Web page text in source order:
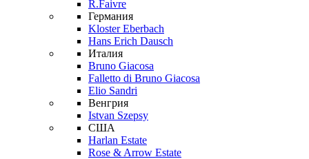
R.Faivre
Германия
Kloster Eberbach
Hans Erich Dausch
Италия
Bruno Giacosa
Falletto di Bruno Giacosa
Elio Sandri
Венгрия
Istvan Szepsy
США
Harlan Estate
Rose & Arrow Estate